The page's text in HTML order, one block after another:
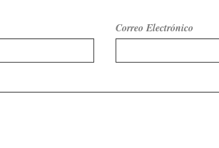
Correo Electrónico